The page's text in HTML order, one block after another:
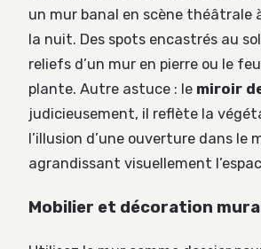
un mur banal en scène théâtrale
la nuit. Des spots encastrés au
reliefs d’un mur en pierre ou le
plante. Autre astuce : le miroir
judicieusement, il reflète la
l’illusion d’une ouverture dans le
agrandissant visuellement
Mobilier et décoration